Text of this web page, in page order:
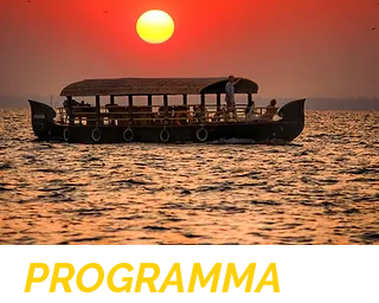
PROGRAMMA